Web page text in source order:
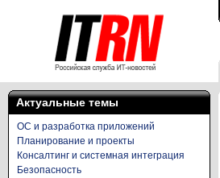
Актуальные темы
ОС и разработка приложений
Планирование и проекты
Консалтинг и системная интеграция
Безопасность